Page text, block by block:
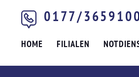
0177/
HOME FILIALEN